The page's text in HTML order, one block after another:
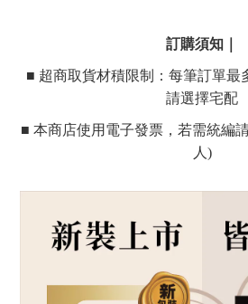
訂購須知｜
■ 超商取貨材積限制：每筆訂單最
請選擇宅配
■ 本商店使用電子發票，若需統編
人)